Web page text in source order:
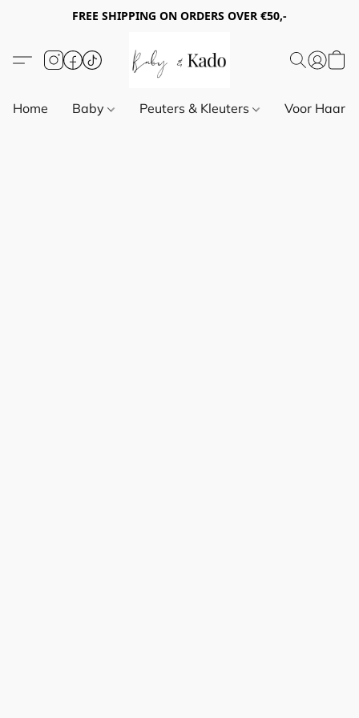
FREE SHIPPING ON ORDERS OVER €50,-
Home Baby Peuters & Kleuters Voor Haar